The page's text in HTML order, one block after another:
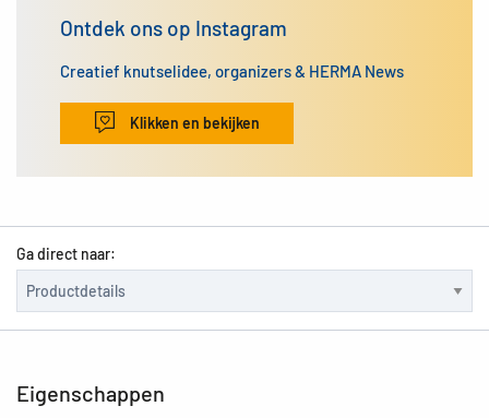
Ontdek ons op Instagram
Creatief knutselidee, organizers & HERMA News
Klikken en bekijken
Ga direct naar:
Eigenschappen